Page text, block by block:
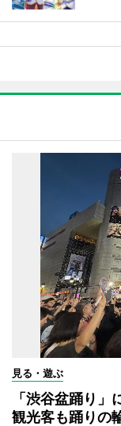
見る・遊ぶ
「渋谷盆踊り
観光客も踊りの